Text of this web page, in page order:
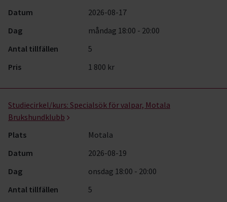
Datum
2026-08-17
Dag
måndag 18:00 - 20:00
Antal tillfällen
5
Pris
1 800 kr
Studiecirkel/kurs: Specialsök för valpar, Motala
Brukshundklubb
Plats
Motala
Datum
2026-08-19
Dag
onsdag 18:00 - 20:00
Antal tillfällen
5